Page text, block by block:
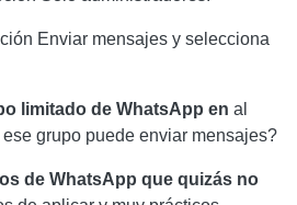
Enviar mensajes y selecciona
limitado de WhatsApp en al
grupo puede enviar mensajes?
de WhatsApp que quizás no